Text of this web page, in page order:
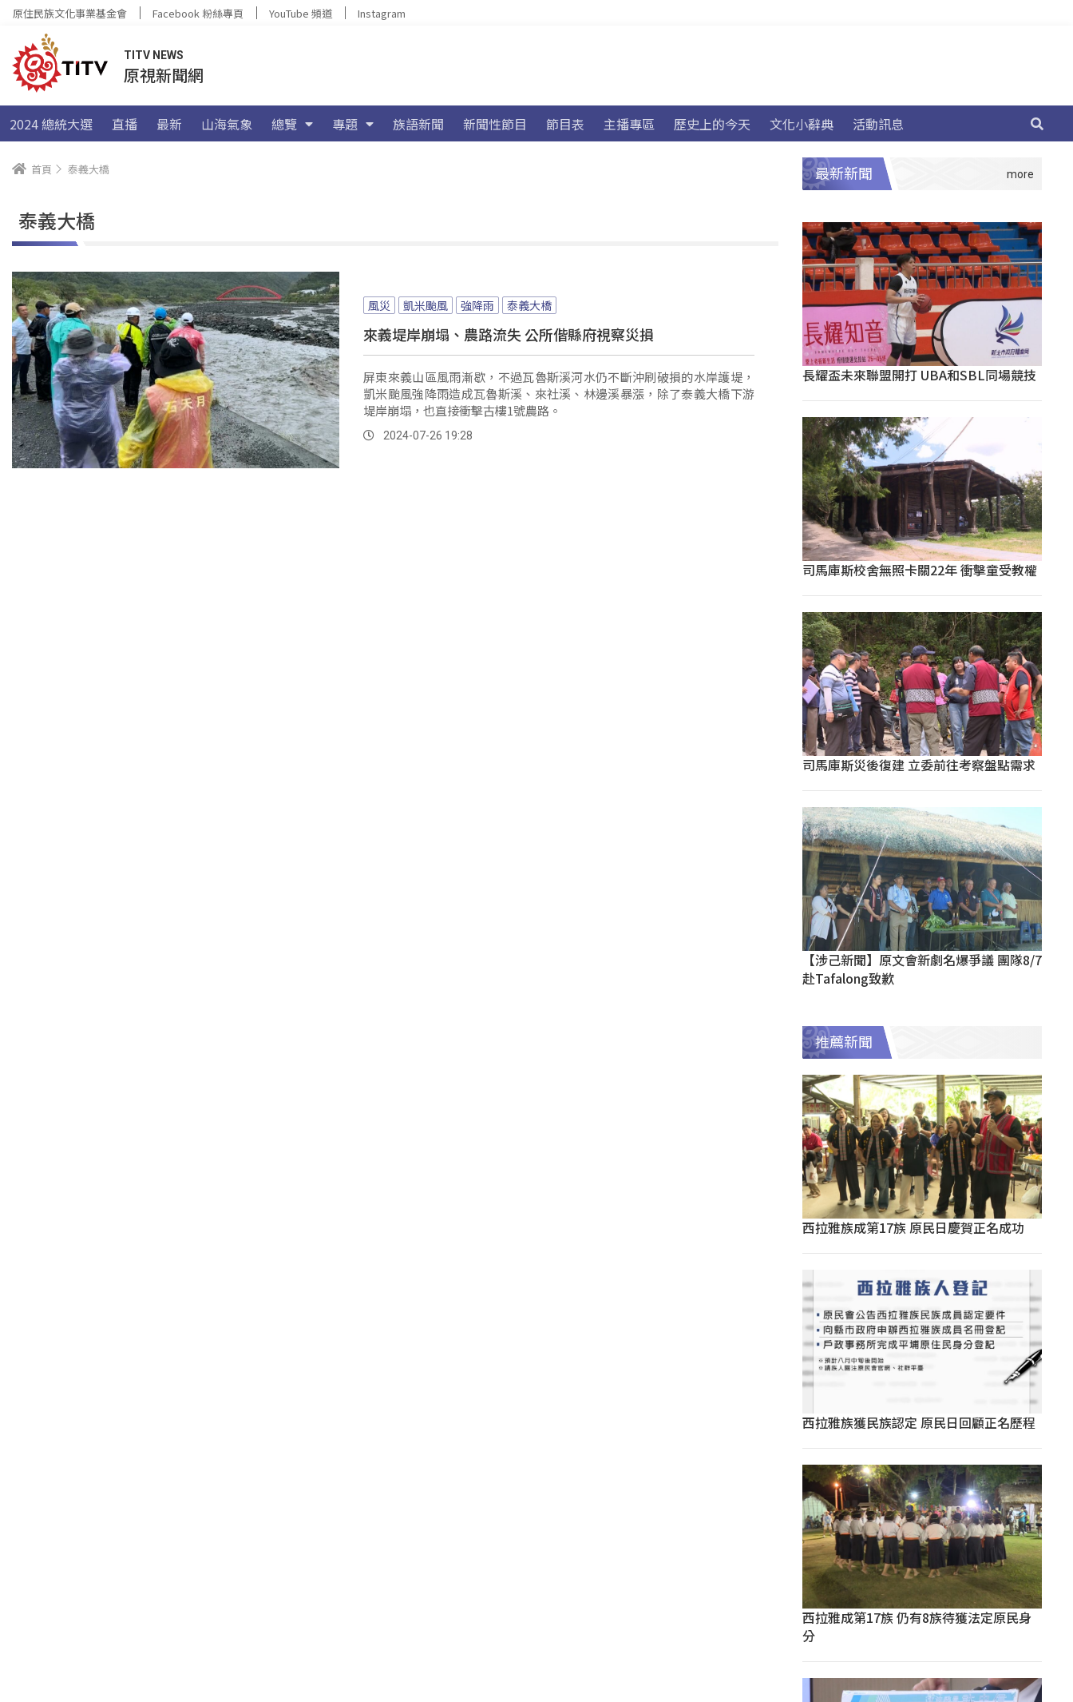
原住民族文化事業基金會 Facebook 粉絲專頁 YouTube 頻道 Instagram
TITV NEWS
原視新聞網
2024 總統大選 直播 最新 山海氣象 總覽 專題 族語新聞 新聞性節目 節目表 主播專區 歷史上的今天 文化小辭典 活動訊息
首頁 泰義大橋
泰義大橋
風災 凱米颱風 強降雨 泰義大橋
來義堤岸崩塌、農路流失 公所偕縣府視察災損
屏東來義山區風雨漸歇，不過瓦魯斯溪河水仍不斷沖刷破損的水岸護堤，
凱米颱風強降雨造成瓦魯斯溪、來社溪、林邊溪暴漲，除了泰義大橋下游
堤岸崩塌，也直接衝擊古樓1號農路。
2024-07-26 19:28
最新新聞
長耀盃未來聯盟開打 UBA和SBL同場競技
司馬庫斯校舍無照卡關22年 衝擊童受教權
司馬庫斯災後復建 立委前往考察盤點需求
【涉己新聞】原文會新劇名爆爭議 團隊8/7
赴Tafalong致歉
推薦新聞
西拉雅族成第17族 原民日慶賀正名成功
西拉雅族獲民族認定 原民日回顧正名歷程
西拉雅成第17族 仍有8族待獲法定原民身
分